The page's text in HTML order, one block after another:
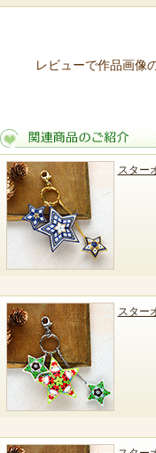
レビューで作品画像
スター
スター